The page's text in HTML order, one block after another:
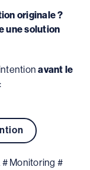
originale ?
une solution
avant le
# Monitoring #